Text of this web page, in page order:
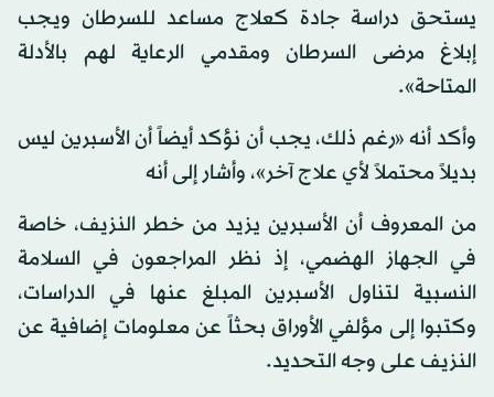
يستحق دراسة جادة كعلاج مساعد للسرطان ويجب
إبلاغ مرضى السرطان ومقدمي الرعاية لهم بالأدلة
المتاحة».
وأكد أنه «رغم ذلك، يجب أن نؤكد أيضاً أن الأسبرين ليس
بديلاً محتملاً لأي علاج آخر»، وأشار إلى أنه
من المعروف أن الأسبرين يزيد من خطر النزيف، خاصة
في الجهاز الهضمي، إذ نظر المراجعون في السلامة
النسبية لتناول الأسبرين المبلغ عنها في الدراسات،
وكتبوا إلى مؤلفي الأوراق بحثاً عن معلومات إضافية عن
النزيف على وجه التحديد.